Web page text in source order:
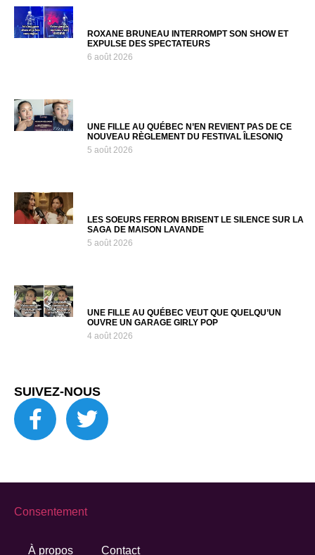
ROXANE BRUNEAU INTERROMPT SON SHOW ET
EXPULSE DES SPECTATEURS
6 août 2026
UNE FILLE AU QUÉBEC N’EN REVIENT PAS DE CE
NOUVEAU RÈGLEMENT DU FESTIVAL ÎLESONIQ
5 août 2026
LES SOEURS FERRON BRISENT LE SILENCE SUR LA
SAGA DE MAISON LAVANDE
5 août 2026
UNE FILLE AU QUÉBEC VEUT QUE QUELQU’UN
OUVRE UN GARAGE GIRLY POP
4 août 2026
SUIVEZ-NOUS
À propos Contact
Consentement